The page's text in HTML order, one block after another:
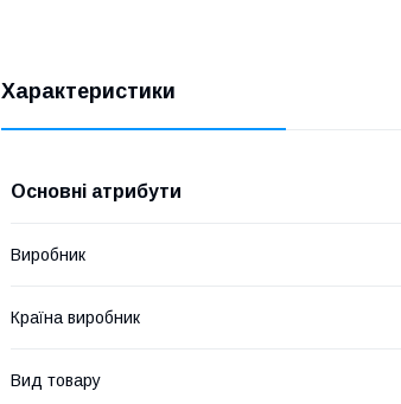
Характеристики
Основні атрибути
Виробник
Країна виробник
Вид товару